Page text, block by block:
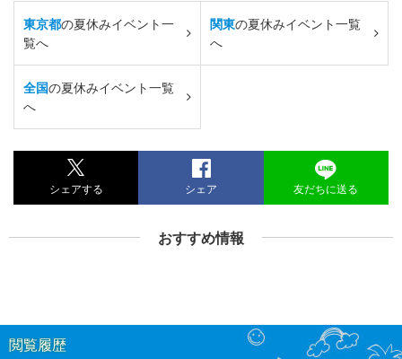
東京都の夏休みイベント一
覧へ
関東の夏休みイベント一覧
へ
全国の夏休みイベント一覧
へ
シェアする シェア 友だちに送る
おすすめ情報
閲覧履歴